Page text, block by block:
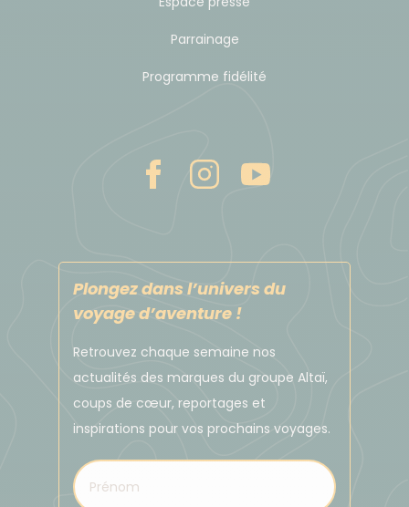
Parrainage
Programme fidélité
Plongez dans l’univers du
voyage d’aventure !
Retrouvez chaque semaine nos
actualités des marques du groupe Altaï,
coups de cœur, reportages et
inspirations pour vos prochains voyages.